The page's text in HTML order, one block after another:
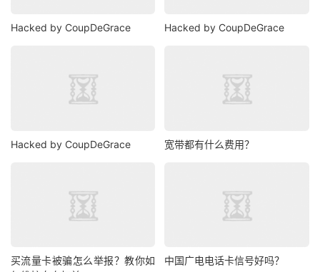
Hacked by CoupDeGrace Hacked by CoupDeGrace
Hacked by CoupDeGrace 宽带都有什么费用？
买流量卡被骗怎么举报？教你如
中国广电电话卡信号好吗？